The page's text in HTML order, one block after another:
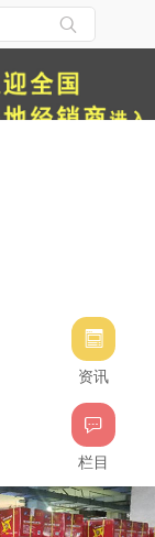
资讯
栏目